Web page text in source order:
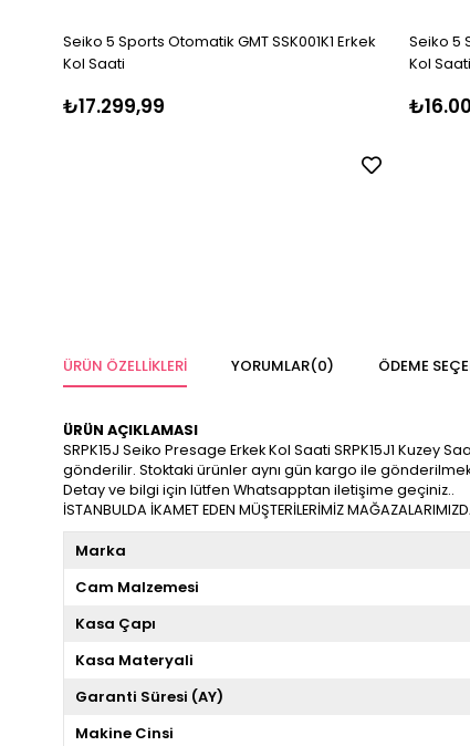
Seiko 5 Sports Otomatik GMT SSK001K1 Erkek
Kol Saati
₺17.299,99
Seiko 5
Kol Saati
ÜRÜN ÖZELLIKLERI YORUMLAR(0) ÖDEME
ÜRÜN AÇIKLAMASI
SRPK15J Seiko Presage Erkek Kol Saati SRPK15J1 Kuzey
gönderilir. Stoktaki ürünler aynı gün kargo ile
Detay ve bilgi için lütfen Whatsapptan iletişime geçiniz..
İSTANBULDA İKAMET EDEN MÜŞTERİLERİMİZ
Marka
Cam Malzemesi
Kasa Çapı
Kasa Materyali
Garanti Süresi (AY)
Makine Cinsi